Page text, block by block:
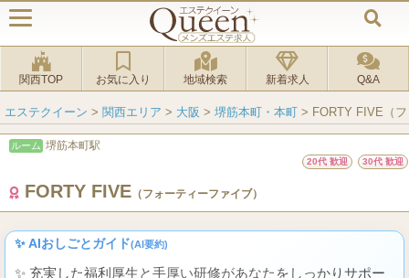
関西TOP お気に入り 地域検索 新着求人 Q&A
エステクイーン > 関西エリア > 大阪 > 堺筋本町・本町 > FORTY FIVE（
ルーム 堺筋本町駅
20代 歓迎 30代 歓迎
FORTY FIVE （フォーティーファイブ）
✨ AIおしごとガイド(AI要約)
✨ 充実した福利厚生と手厚い研修があなたをしっかりサポー